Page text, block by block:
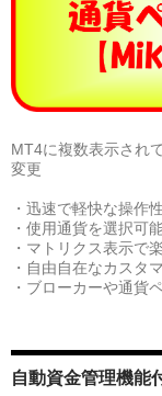
MT4に複数表示され
変更
・迅速で軽快な操作性
・使用通貨を選択可
・マトリクス表示で
・自由自在なカスタ
・ブローカーや通貨
自動資金管理機能